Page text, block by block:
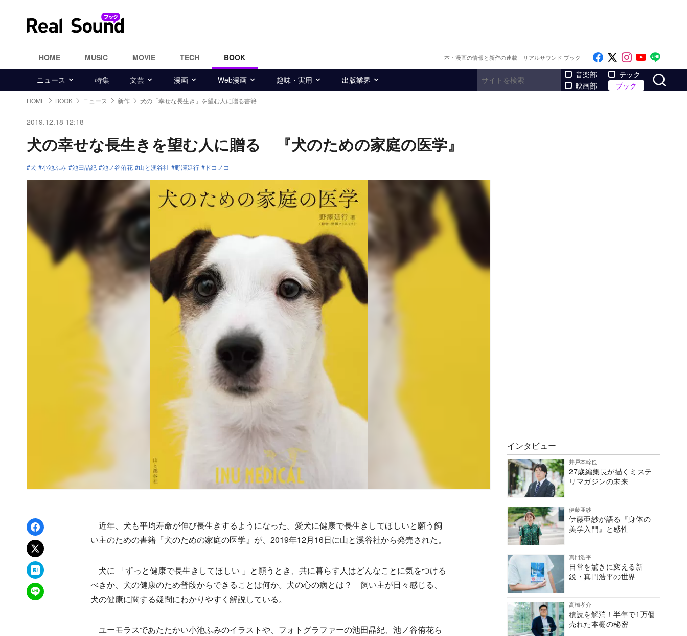
HOME MUSIC MOVIE TECH BOOK 本・漫画の情報と新作の連載｜リアルサウンド ブック Like on Facebook
Follow on x
Follow on
Follow
ニュース 特集 文芸 漫画 Web漫画 趣味・実用 出版業界
音楽部
映画部
テック
ブック
HOME BOOK ニュース 新作 犬の「幸せな長生き」を望む人に贈る書籍
2019.12.18 12:18
犬の幸せな長生きを望む人に贈る 『犬のための家庭の医学』
犬 小池ふみ 池田晶紀 池ノ谷侑花 山と溪谷社 野澤延行 ドコノコ
Facebookでシェア
xでポスト
はてなブックマーク
LINEで送る
近年、犬も平均寿命が伸び長生きするようになった。愛犬に健康で長生きしてほしいと願う飼
い主のための書籍『犬のための家庭の医学』が、2019年12月16日に山と溪谷社から発売された。
犬に 「ずっと健康で長生きしてほしい 」と願うとき、共に暮らす人はどんなことに気をつける
べきか、犬の健康のため普段からできることは何か。犬の心の病とは？ 飼い主が日々感じる、
犬の健康に関する疑問にわかりやすく解説している。
ユーモラスであたたかい小池ふみのイラストや、フォトグラファーの池田晶紀、池ノ谷侑花ら
インタビュー
井戸本幹也
27歳編集長が描くミステ
リマガジンの未来
伊藤亜紗
伊藤亜紗が語る『身体の
美学入門』と感性
真門浩平
日常を驚きに変える新
鋭・真門浩平の世界
高橋孝介
積読を解消！半年で1万個
売れた本棚の秘密